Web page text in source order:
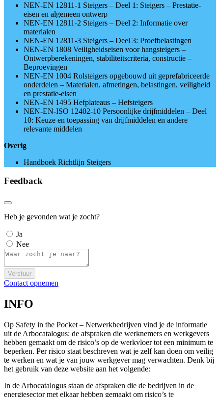
NEN-EN 12811-1 Steigers – Deel 1: Steigers – Prestatie-
eisen en algemeen ontwerp
NEN-EN 12811-2 Steigers – Deel 2: Informatie over
materialen
NEN-EN 12811-3 Steigers – Deel 3: Proefbelastingen
NEN-EN 1808 Veiligheidseisen voor hangsteigers –
Ontwerpberekeningen, stabiliteitscriteria, constructie –
Beproevingen
NEN-EN 1004 Rolsteigers opgebouwd uit geprefabriceerde
onderdelen – Materialen, afmetingen, belastingen, veiligheid
en prestatie-eisen
NEN-EN 1495 Hefplateaus – Hefsteigers
NEN-EN-ISO 12402-10 Persoonlijke drijfmiddelen – Deel
10: Keuze en toepassing van drijfmiddelen en andere
relevante middelen
Overig
Handboek Richtlijn Steigers
Feedback
Heb je gevonden wat je zocht?
Ja
Nee
Verstuur
Contact opnemen
INFO
Op Safety in the Pocket – Netwerkbedrijven vind je de informatie
uit de Arbocatalogus: de afspraken die werknemers en werkgevers
hebben gemaakt om de risico’s op de werkvloer tot een minimum te
beperken. Per risico staat beschreven wat je zelf kan doen om veilig
te werken en wat je van jouw werkgever mag verwachten. Denk bij
het gebruik van deze website aan het volgende:
In de Arbocatalogus staan de afspraken die de bedrijven in de
energiesector met elkaar hebben gemaakt om risico’s te